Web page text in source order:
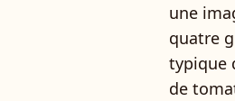
une
quatre
typique
de